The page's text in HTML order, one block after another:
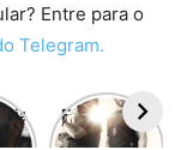
Entre para o
Telegram.
Entenda as
polêmicas